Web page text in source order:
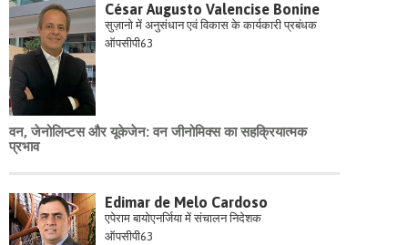
César Augusto Valencise Bonine
सुज़ानो में अनुसंधान एवं विकास के कार्यकारी प्रबंधक
ऑपसीपी63
वन, जेनोलिप्टस और यूकेजेन: वन जीनोमिक्स का सहक्रियात्मक
प्रभाव
Edimar de Melo Cardoso
एपेराम बायोएनर्जिया में संचालन निदेशक
ऑपसीपी63